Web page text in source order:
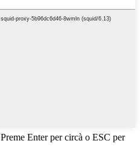
Preme Enter per circà o ESC per